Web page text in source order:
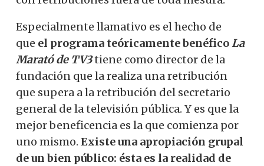
Especialmente llamativo es el hecho de
que el programa teóricamente benéficoLa
Marató de TV3tiene como director de la
fundación que la realiza una retribución
que supera a la retribución del secretario
general de la televisión pública. Y es que la
mejor beneficencia es la que comienza por
uno mismo. Existe una apropiación grupal
de un bien público: ésta es la realidad de